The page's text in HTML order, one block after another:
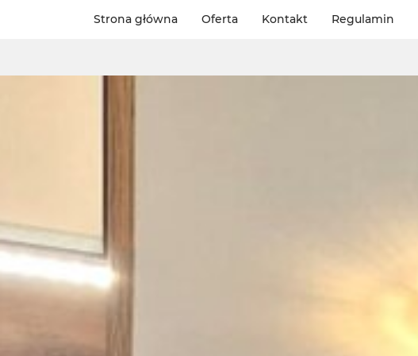
Strona główna Oferta Kontakt Regulamin